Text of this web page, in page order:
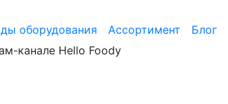
канале Hello Foody
оборудования Ассортимент Блог